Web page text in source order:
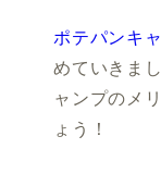
ポテパンキ
めていきま
ャンプのメ
ょう！